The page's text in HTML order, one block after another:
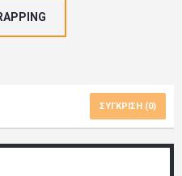
ΣΎΓΚΡΙΣΗ (0)